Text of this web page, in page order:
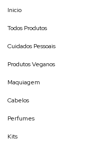
Inicio
Todos Produtos
Cuidados Pessoais
Produtos Veganos
Maquiagem
Cabelos
Perfumes
Kits